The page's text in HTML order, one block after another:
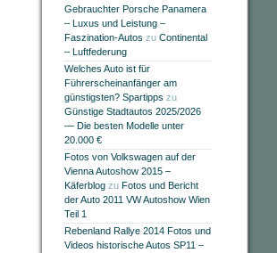
Gebrauchter Porsche Panamera
– Luxus und Leistung –
Faszination-Autos zu Continental
– Luftfederung
Welches Auto ist für
Führerscheinanfänger am
günstigsten? Spartipps zu
Günstige Stadtautos 2025/2026
— Die besten Modelle unter
20.000 €
Fotos von Volkswagen auf der
Vienna Autoshow 2015 –
Käferblog zu Fotos und Bericht
der Auto 2011 VW Autoshow Wien
Teil 1
Rebenland Rallye 2014 Fotos und
Videos historische Autos SP11 –